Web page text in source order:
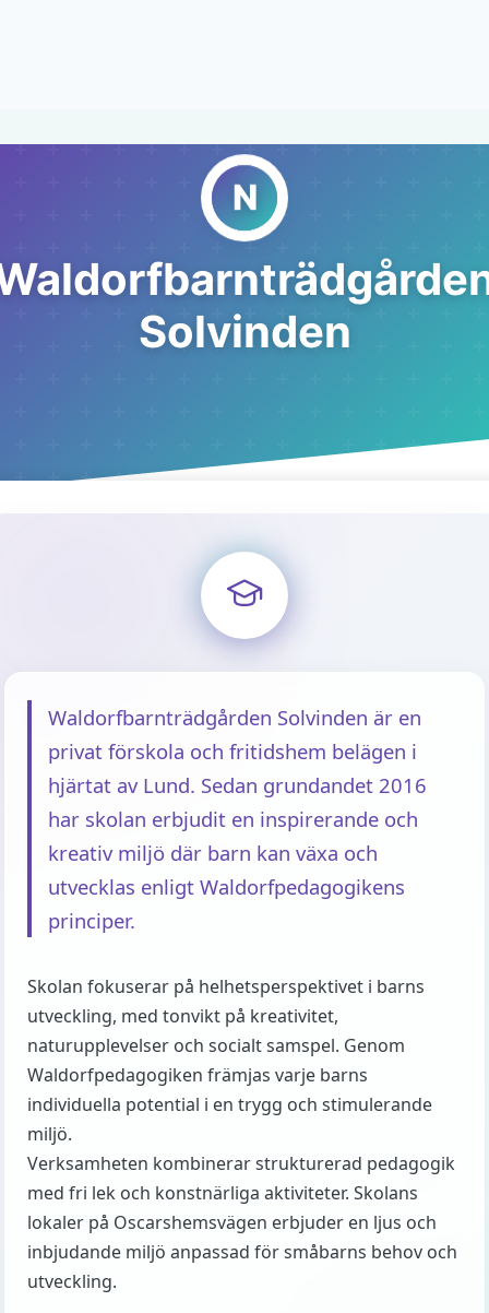
Solvinden
Waldorfbarnträdgården Solvinden är en
privat förskola och fritidshem belägen i
hjärtat av Lund. Sedan grundandet 2016
har skolan erbjudit en inspirerande och
kreativ miljö där barn kan växa och
utvecklas enligt Waldorfpedagogikens
principer.
Skolan fokuserar på helhetsperspektivet i barns
utveckling, med tonvikt på kreativitet,
naturupplevelser och socialt samspel. Genom
Waldorfpedagogiken främjas varje barns
individuella potential i en trygg och stimulerande
miljö.
Verksamheten kombinerar strukturerad pedagogik
med fri lek och konstnärliga aktiviteter. Skolans
lokaler på Oscarshemsvägen erbjuder en ljus och
inbjudande miljö anpassad för småbarns behov och
utveckling.